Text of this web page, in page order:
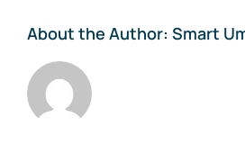
About the Author: Smart